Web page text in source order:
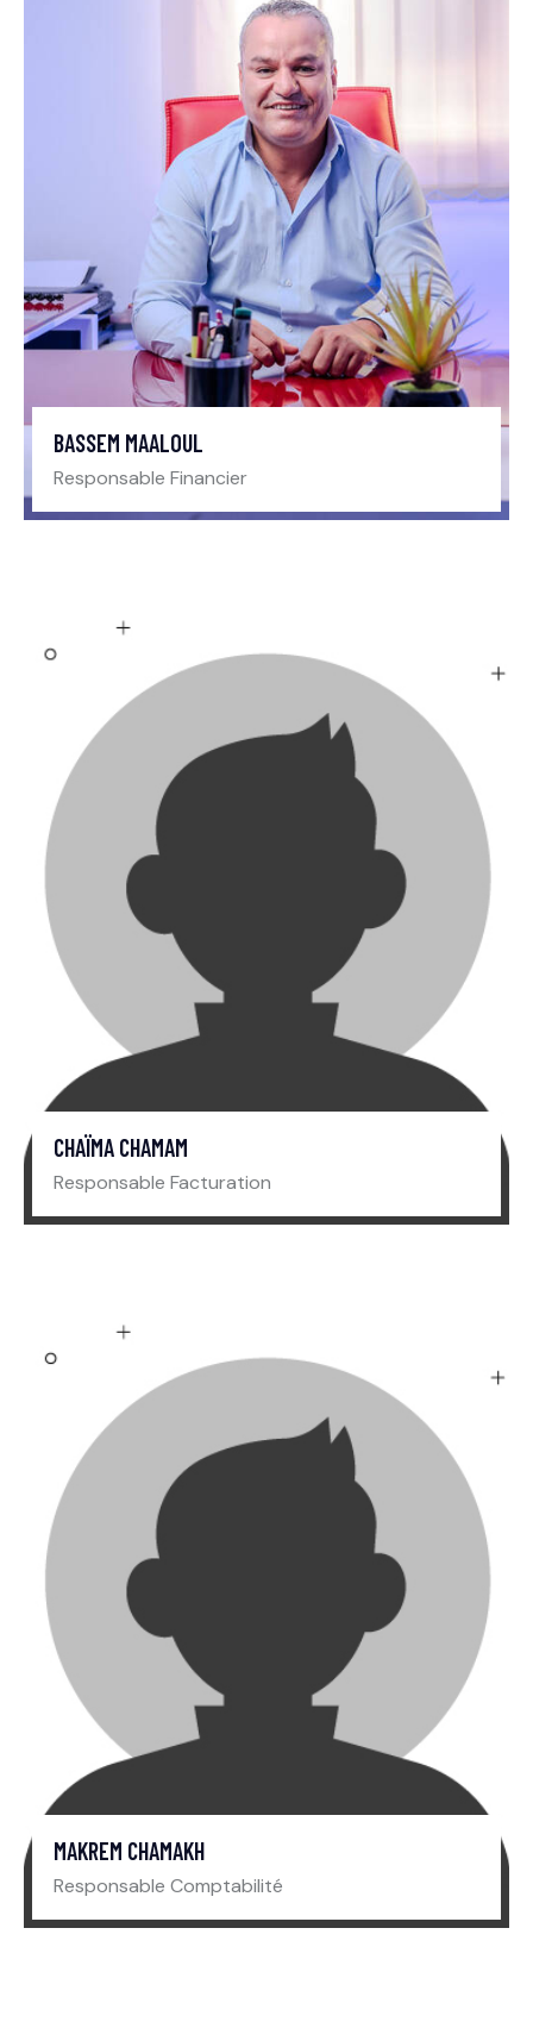
BASSEM MAALOUL
Responsable Financier
CHAÏMA CHAMAM
Responsable Facturation
MAKREM CHAMAKH
Responsable Comptabilité